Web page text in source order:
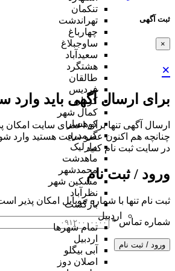
ثبت آگهی
×
×
برای ارسال آگهی باید وارد
ارسال آگهی تنها برای اعضای سایت امکان
چنانچه هم‌ اکنون عضو سایت هستید وارد
در سایت ثبت نام کنید
ورود / ثبت نام
ثبت نام تنها با شماره موبایل امکان پذیر
شماره تماس*
ورود / ثبت نام
تنکمان
تهراندشت
چهارباغ
ساوجبلاغ
سعیدآباد
هشتگرد
طالقان
فردیس
کردان
کمال شهر
کوهسار
گرمدره
مارلیک
ماهدشت
محمدشهر
مشکین شهر
نظرآباد
بازگشت
اردبیل
تمام شهر‌ها
اردبیل
آبی بیگلو
اصلان دوز